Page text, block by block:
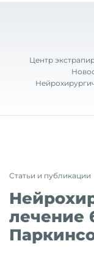
Центр
Статьи и публикации
лечение